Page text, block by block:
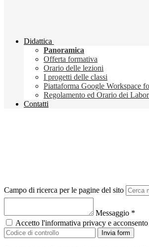
Didattica
Panoramica
Offerta formativa
Orario delle lezioni
I progetti delle classi
Piattaforma Google Workspace
Regolamento ed Orario dei
Contatti
Campo di ricerca per le pagine del sito
Messaggio *
Accetto l'informativa privacy e
Invia form